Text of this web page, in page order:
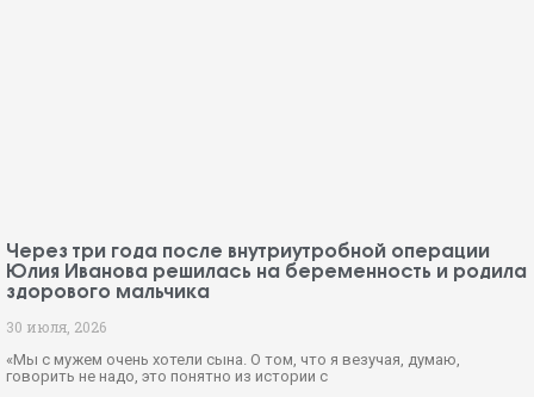
Через три года после внутриутробной операции
Юлия Иванова решилась на беременность и родила
здорового мальчика
30 июля, 2026
«Мы с мужем очень хотели сына. О том, что я везучая, думаю,
говорить не надо, это понятно из истории с